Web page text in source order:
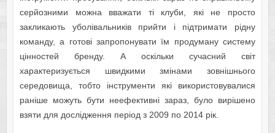
серйозними можна вважати ті клуби, які не просто
закликають уболівальників прийти і підтримати рідну
команду, а готові запропонувати їм продуману систему
цінностей бренду. А оскільки сучасний світ
характеризується швидкими змінами зовнішнього
середовища, тобто інструменти які використовувалися
раніше можуть бути неефективні зараз, було вирішено
взяти для дослідження період з 2009 по 2014 рік.